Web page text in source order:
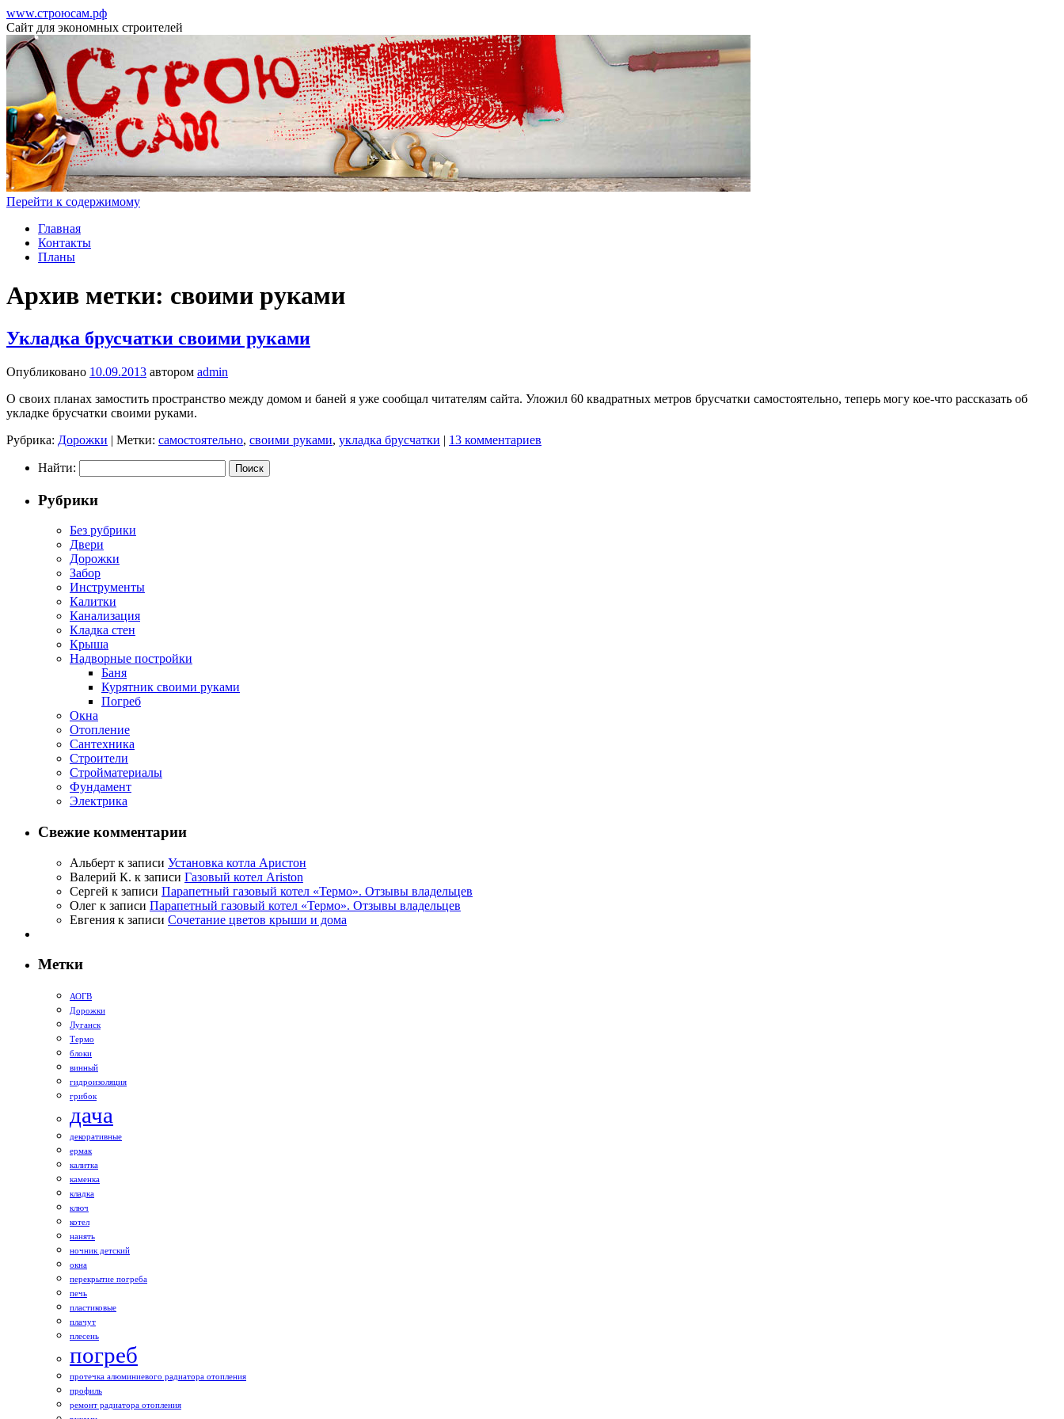
www.строюсам.рф
Сайт для экономных строителей
Перейти к содержимому
Главная
Контакты
Планы
Архив метки: своими руками
Укладка брусчатки своими руками
Опубликовано 10.09.2013 автором admin
О своих планах замостить пространство между домом и баней я уже сообщал читателям сайта. Уложил 60 квадратных метров брусчатки самостоятельно, теперь могу кое-что рассказать об
укладке брусчатки своими руками.
Рубрика: Дорожки | Метки: самостоятельно, своими руками, укладка брусчатки | 13 комментариев
Найти:
Рубрики
Без рубрики
Двери
Дорожки
Забор
Инструменты
Калитки
Канализация
Кладка стен
Крыша
Надворные постройки
Баня
Курятник своими руками
Погреб
Окна
Отопление
Сантехника
Строители
Стройматериалы
Фундамент
Электрика
Свежие комментарии
Альберт к записи Установка котла Аристон
Валерий К. к записи Газовый котел Ariston
Сергей к записи Парапетный газовый котел «Термо». Отзывы владельцев
Олег к записи Парапетный газовый котел «Термо». Отзывы владельцев
Евгения к записи Сочетание цветов крыши и дома
Метки
АОГВ
Дорожки
Луганск
Термо
блоки
винный
гидроизоляция
грибок
дача
декоративные
ермак
калитка
каменка
кладка
ключ
котел
нанять
ночник детский
окна
перекрытие погреба
печь
пластиковые
плачут
плесень
погреб
протечка алюминиевого радиатора отопления
профиль
ремонт радиатора отопления